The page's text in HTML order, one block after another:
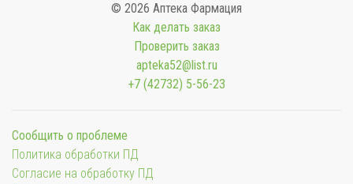
© 2026 Аптека Фармация
Как делать заказ
Проверить заказ
apteka52@list.ru
+7 (42732) 5-56-23
Сообщить о проблеме
Политика обработки ПД
Согласие на обработку ПД